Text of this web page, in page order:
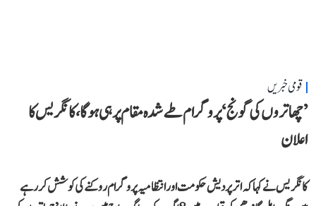
قومی خبریں
’چھاتروں کی گونج‘ پروگرام طے شدہ مقام پر ہی ہوگا، کانگریس کا
اعلان
کانگریس نے کہا کہ اتر پردیش حکومت اور انتظامیہ پروگرام روکنے کی کوشش کر رہے